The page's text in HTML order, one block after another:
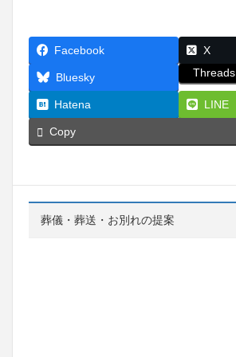
Facebook X
Bluesky Threads
Hatena LINE
Copy
葬儀・葬送・お別れの提案